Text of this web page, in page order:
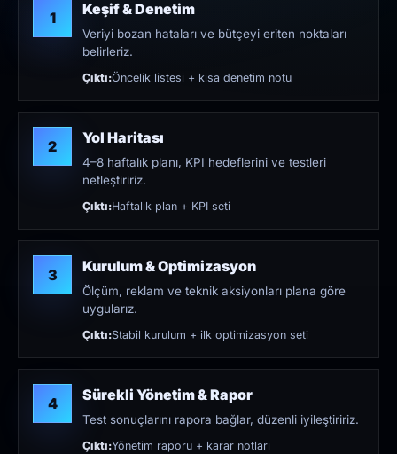
1 Keşif & Denetim
Veriyi bozan hataları ve bütçeyi eriten noktaları
belirleriz.
Çıktı:Öncelik listesi + kısa denetim notu
2 Yol Haritası
4–8 haftalık planı, KPI hedeflerini ve testleri
netleştiririz.
Çıktı:Haftalık plan + KPI seti
3 Kurulum & Optimizasyon
Ölçüm, reklam ve teknik aksiyonları plana göre
uygularız.
Çıktı:Stabil kurulum + ilk optimizasyon seti
4 Sürekli Yönetim & Rapor
Test sonuçlarını rapora bağlar, düzenli iyileştiririz.
Çıktı:Yönetim raporu + karar notları